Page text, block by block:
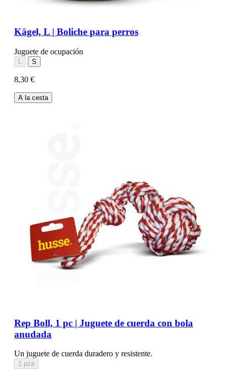
Kägel, L | Boliche para perros
Juguete de ocupación
L S
8,30 €
A la cesta
Rep Boll, 1 pc | Juguete de cuerda con bola
anudada
Un juguete de cuerda duradero y resistente.
1 pza